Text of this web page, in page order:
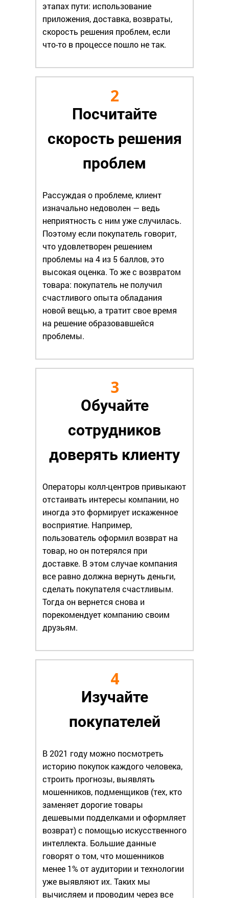
этапах пути: использование
приложения, доставка, возвраты,
скорость решения проблем, если
что-то в процессе пошло не так.
2
Посчитайте
скорость решения
проблем
Рассуждая о проблеме, клиент
изначально недоволен — ведь
неприятность с ним уже случилась.
Поэтому если покупатель говорит,
что удовлетворен решением
проблемы на 4 из 5 баллов, это
высокая оценка. То же с возвратом
товара: покупатель не получил
счастливого опыта обладания
новой вещью, а тратит свое время
на решение образовавшейся
проблемы.
3
Обучайте
сотрудников
доверять клиенту
Операторы колл-центров привыкают
отстаивать интересы компании, но
иногда это формирует искаженное
восприятие. Например,
пользователь оформил возврат на
товар, но он потерялся при
доставке. В этом случае компания
все равно должна вернуть деньги,
сделать покупателя счастливым.
Тогда он вернется снова и
порекомендует компанию своим
друзьям.
4
Изучайте
покупателей
В 2021 году можно посмотреть
историю покупок каждого человека,
строить прогнозы, выявлять
мошенников, подменщиков (тех, кто
заменяет дорогие товары
дешевыми подделками и оформляет
возврат) с помощью искусственного
интеллекта. Большие данные
говорят о том, что мошенников
менее 1% от аудитории и технологии
уже выявляют их. Таких мы
вычисляем и проводим через все